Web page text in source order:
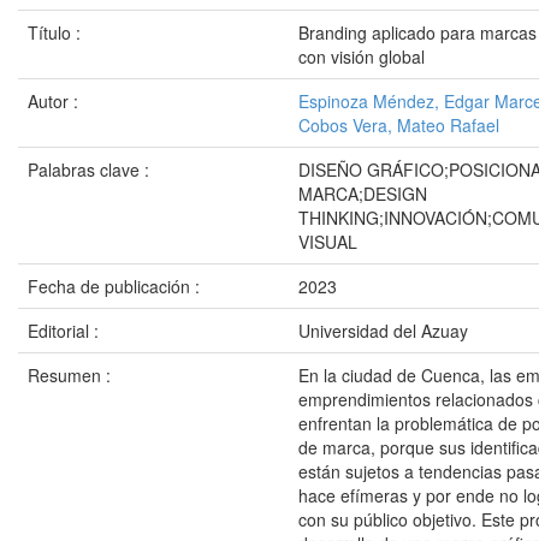
Título :
Branding aplicado para
con visión global
Autor :
Espinoza Méndez, Edgar
Cobos Vera, Mateo Rafael
Palabras clave :
DISEÑO
MARCA;DESIGN
VISUAL
Fecha de publicación :
2023
Editorial :
Universidad del Azuay
Resumen :
En la ciudad de Cuenca, las
emprendimientos
enfrentan la problemática de
de marca, porque sus
están sujetos a tendencias
hace efímeras y por ende no
con su público objetivo. Este